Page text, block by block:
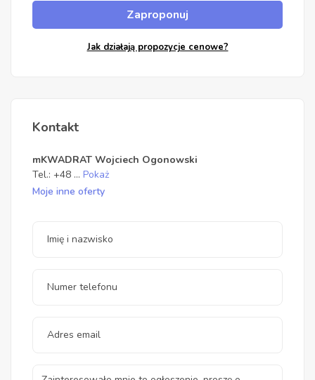
Zaproponuj
Jak działają propozycje cenowe?
Kontakt
mKWADRAT Wojciech Ogonowski
Tel.: +48 ... Pokaż
Moje inne oferty